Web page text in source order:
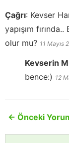
Çağrı: Kevser
yapışım
olur mu? 11 Mayıs
Kevserin
bence:) 12
← Önceki